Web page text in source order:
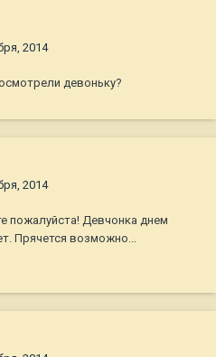
2014
девоньку?
2014
пожалуйста! Девчонка днем
Прячется возможно...